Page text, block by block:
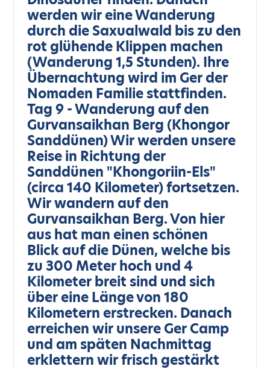
werden wir eine Wanderung
durch die Saxualwald bis zu den
rot glühende Klippen machen
(Wanderung 1,5 Stunden). Ihre
Übernachtung wird im Ger der
Nomaden Familie stattfinden.
Tag 9 - Wanderung auf den
Gurvansaikhan Berg (Khongor
Sanddünen) Wir werden unsere
Reise in Richtung der
Sanddünen "Khongoriin-Els"
(circa 140 Kilometer) fortsetzen.
Wir wandern auf den
Gurvansaikhan Berg. Von hier
aus hat man einen schönen
Blick auf die Dünen, welche bis
zu 300 Meter hoch und 4
Kilometer breit sind und sich
über eine Länge von 180
Kilometern erstrecken. Danach
erreichen wir unsere Ger Camp
und am späten Nachmittag
erklettern wir frisch gestärkt